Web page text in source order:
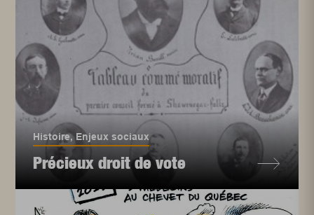
Histoire,Enjeux sociaux
Précieux droit de vote